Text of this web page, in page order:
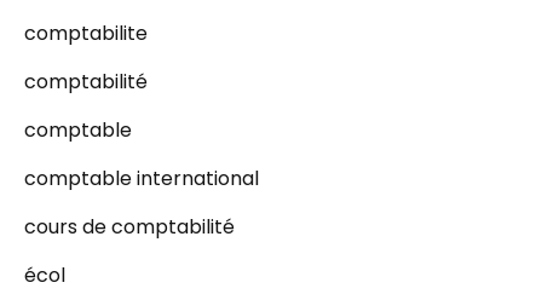
comptabilite
comptabilité
comptable
comptable international
cours de comptabilité
écol